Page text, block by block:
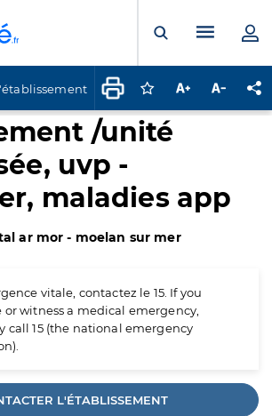
Ouvrir laMenu
Connectez-vous
Augmenter la
/unité
uvp -
maladies app
ar mor - moelan sur mer
vitale, contactez le 15. If you
or witness a medical emergency,
call 15 (the national emergency
L'ÉTABLISSEMENT